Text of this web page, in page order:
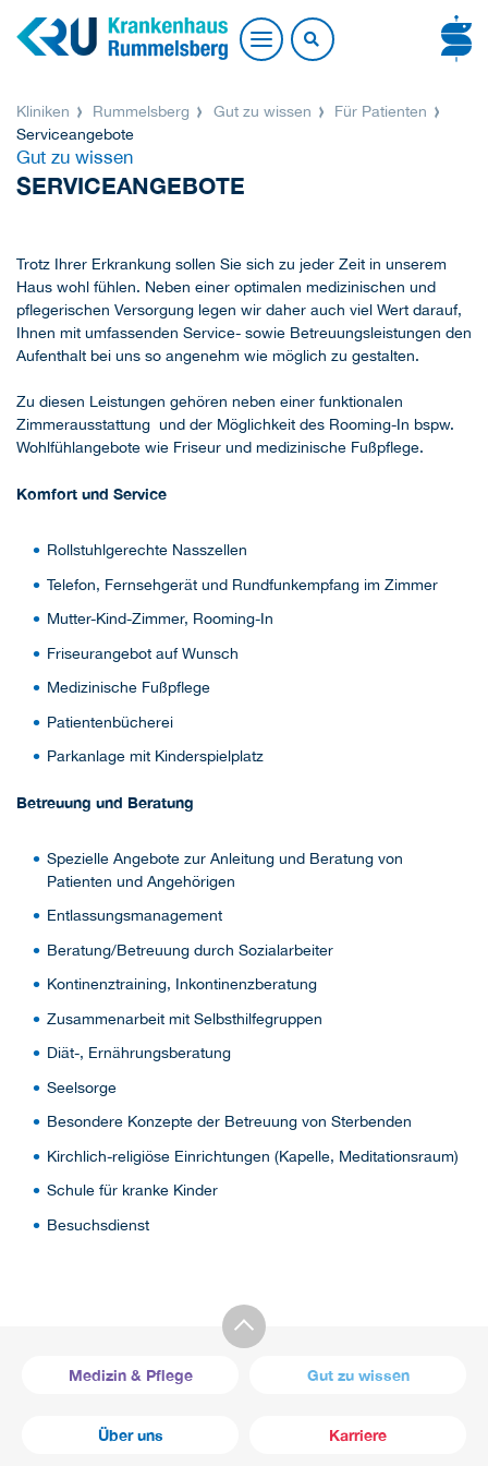
Kliniken Rummelsberg Gut zu wissen
Für Patienten
Serviceangebote
Gut zu wissen
SERVICEANGEBOTE
Trotz Ihrer Erkrankung sollen Sie sich zu jeder Zeit in unserem
Haus wohl fühlen. Neben einer optimalen medizinischen und
pflegerischen Versorgung legen wir daher auch viel Wert darauf,
Ihnen mit umfassenden Service- sowie Betreuungsleistungen den
Aufenthalt bei uns so angenehm wie möglich zu gestalten.
Zu diesen Leistungen gehören neben einer funktionalen
Zimmerausstattung und der Möglichkeit des Rooming-In bspw.
Wohlfühlangebote wie Friseur und medizinische Fußpflege.
Komfort und Service
Rollstuhlgerechte Nasszellen
Telefon, Fernsehgerät und Rundfunkempfang im Zimmer
Mutter-Kind-Zimmer, Rooming-In
Friseurangebot auf Wunsch
Medizinische Fußpflege
Patientenbücherei
Parkanlage mit Kinderspielplatz
Betreuung und Beratung
Spezielle Angebote zur Anleitung und Beratung von
Patienten und Angehörigen
Entlassungsmanagement
Beratung/Betreuung durch Sozialarbeiter
Kontinenztraining, Inkontinenzberatung
Zusammenarbeit mit Selbsthilfegruppen
Diät-, Ernährungsberatung
Seelsorge
Besondere Konzepte der Betreuung von Sterbenden
Kirchlich-religiöse Einrichtungen (Kapelle, Meditationsraum)
Schule für kranke Kinder
Besuchsdienst
Medizin & Pflege Gut zu wissen
Über uns Karriere